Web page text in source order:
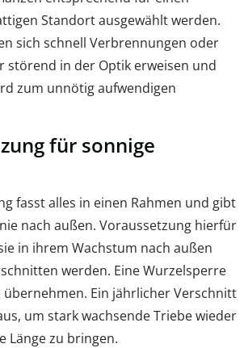
Standort ausgewählt werden.
sich schnell Verbrennungen oder
störend in der Optik erweisen und
zum unnötig aufwendigen
für sonnige
fasst alles in einen Rahmen und gibt
nach außen. Voraussetzung hierfür
in ihrem Wachstum nach außen
werden. Eine Wurzelsperre
übernehmen. Ein jährlicher Verschnitt
um stark wachsende Triebe wieder
Länge zu bringen.